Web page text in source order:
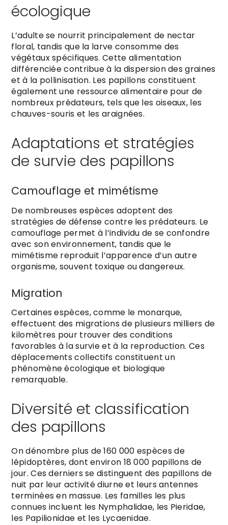
écologique
L’adulte se nourrit principalement de nectar
floral, tandis que la larve consomme des
végétaux spécifiques. Cette alimentation
différenciée contribue à la dispersion des graines
et à la pollinisation. Les papillons constituent
également une ressource alimentaire pour de
nombreux prédateurs, tels que les oiseaux, les
chauves-souris et les araignées.
Adaptations et stratégies
de survie des papillons
Camouflage et mimétisme
De nombreuses espèces adoptent des
stratégies de défense contre les prédateurs. Le
camouflage permet à l’individu de se confondre
avec son environnement, tandis que le
mimétisme reproduit l’apparence d’un autre
organisme, souvent toxique ou dangereux.
Migration
Certaines espèces, comme le monarque,
effectuent des migrations de plusieurs milliers de
kilomètres pour trouver des conditions
favorables à la survie et à la reproduction. Ces
déplacements collectifs constituent un
phénomène écologique et biologique
remarquable.
Diversité et classification
des papillons
On dénombre plus de 160 000 espèces de
lépidoptères, dont environ 18 000 papillons de
jour. Ces derniers se distinguent des papillons de
nuit par leur activité diurne et leurs antennes
terminées en massue. Les familles les plus
connues incluent les Nymphalidae, les Pieridae,
les Papilionidae et les Lycaenidae.